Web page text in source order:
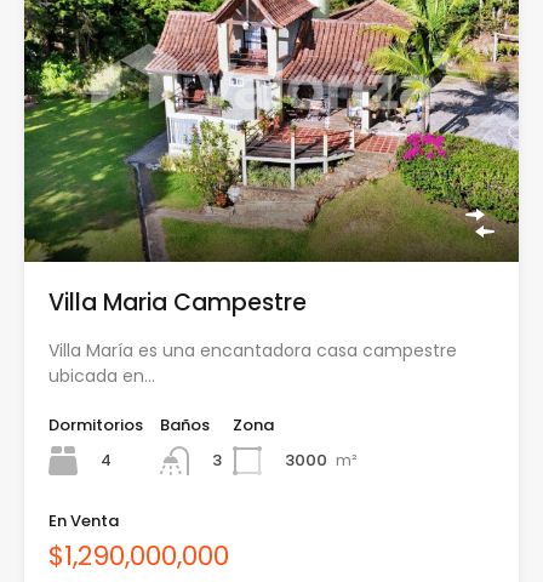
Villa Maria Campestre
Villa María es una encantadora casa campestre
ubicada en…
Dormitorios
4
Baños
3
Zona
3000 m²
En Venta
$1,290,000,000